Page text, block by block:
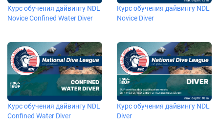
Курс обучения дайвингу NDL
Novice Confined Water Diver
Курс обучения дайвингу NDL
Novice Diver
Курс обучения дайвингу NDL
Confined Water Diver
Курс обучения дайвингу NDL
Diver